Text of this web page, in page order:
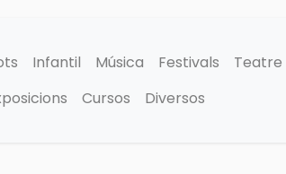
Infantil Música Festivals Teatre
Cursos Diversos